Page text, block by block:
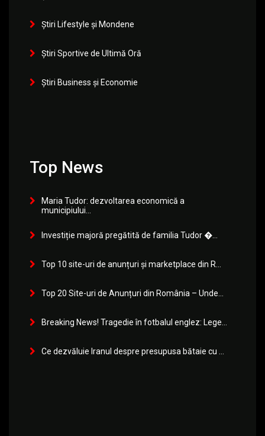
Știri Lifestyle și Mondene
Știri Sportive de Ultimă Oră
Știri Business și Economie
Top News
Maria Tudor: dezvoltarea economică a
municipiului...
Investiție majoră pregătită de familia Tudor �...
Top 10 site-uri de anunțuri și marketplace din R...
Top 20 Site-uri de Anunțuri din România – Unde...
Breaking News! Tragedie în fotbalul englez: Lege...
Ce dezvăluie Iranul despre presupusa bătaie cu ...